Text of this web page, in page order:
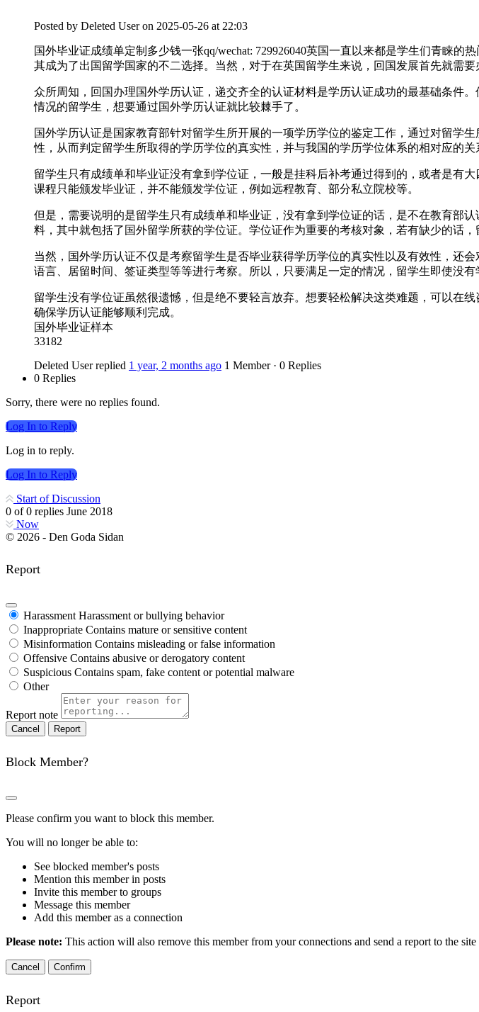
Posted by Deleted User on 2025-05-26 at 22:03
国外毕业证成绩单定制多少钱一张qq/wechat: 729926040英国一直以来都是学生们青睐
其成为了出国留学国家的不二选择。当然，对于在英国留学生来说，回国发展首先就需
众所周知，回国办理国外学历认证，递交齐全的认证材料是学历认证成功的最基础条件
情况的留学生，想要通过国外学历认证就比较棘手了。
国外学历认证是国家教育部针对留学生所开展的一项学历学位的鉴定工作，通过对留学
性，从而判定留学生所取得的学历学位的真实性，并与我国的学历学位体系的相对应的
留学生只有成绩单和毕业证没有拿到学位证，一般是挂科后补考通过得到的，或者是有
课程只能颁发毕业证，并不能颁发学位证，例如远程教育、部分私立院校等。
但是，需要说明的是留学生只有成绩单和毕业证，没有拿到学位证的话，是不在教育部
料，其中就包括了国外留学所获的学位证。学位证作为重要的考核对象，若有缺少的话，
当然，国外学历认证不仅是考察留学生是否毕业获得学历学位的真实性以及有效性，还
语言、居留时间、签证类型等等进行考察。所以，只要满足一定的情况，留学生即使没
留学生没有学位证虽然很遗憾，但是绝不要轻言放弃。想要轻松解决这类难题，可以在
确保学历认证能够顺利完成。
国外毕业证样本
33182
Deleted User replied 1 year, 2 months ago 1 Member · 0 Replies
0 Replies
Sorry, there were no replies found.
Log In to Reply
Log in to reply.
Log In to Reply
Start of Discussion
0 of0 replies June 2018
Now
© 2026 - Den Goda Sidan
Report
Harassment Harassment or bullying behavior
Inappropriate Contains mature or sensitive content
Misinformation Contains misleading or false information
Offensive Contains abusive or derogatory content
Suspicious Contains spam, fake content or potential malware
Other
Report note
Report
Block Member?
Please confirm you want to block this member.
You will no longer be able to:
See blocked member's posts
Mention this member in posts
Invite this member to groups
Message this member
Add this member as a connection
Please note: This action will also remove this member from your connections and send a report to the
Confirm
Report